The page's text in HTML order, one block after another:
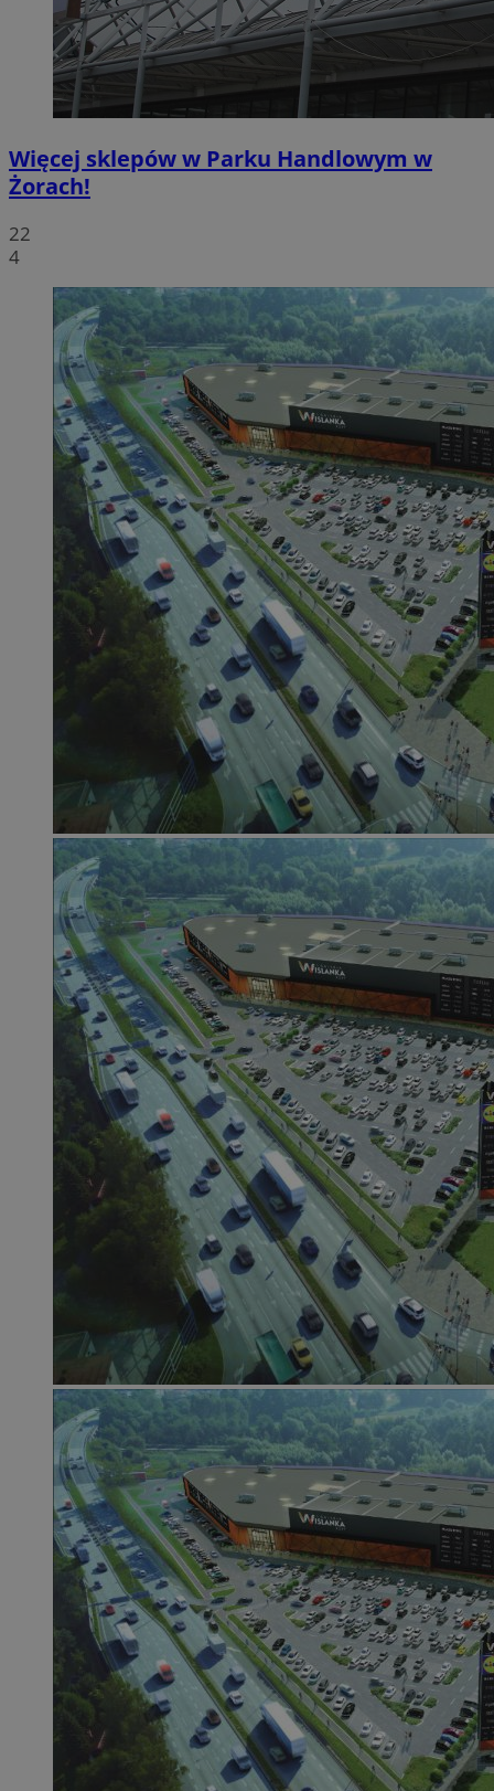
Więcej sklepów w Parku Handlowym w
Żorach!
22
4